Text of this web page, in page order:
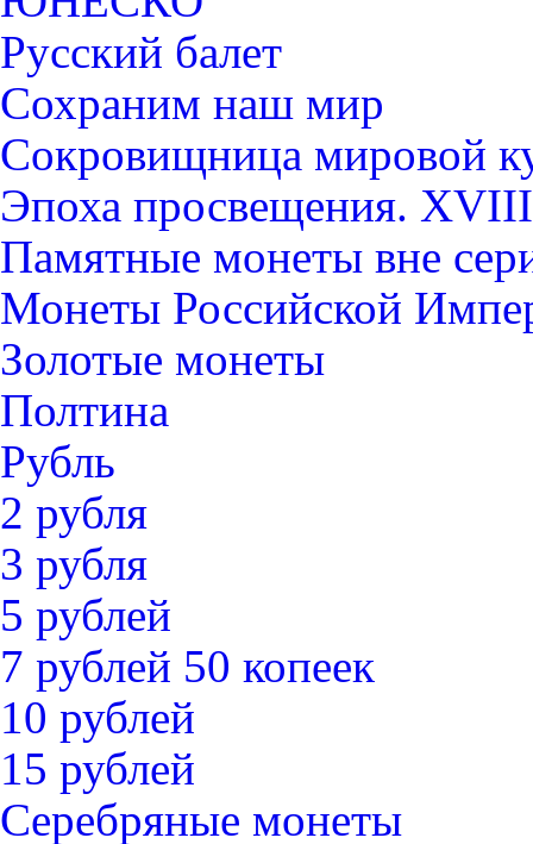
Русский балет
Сохраним наш мир
Сокровищница мировой
Эпоха просвещения.
Памятные монеты вне
Монеты Российской
Золотые монеты
Полтина
Рубль
2 рубля
3 рубля
5 рублей
7 рублей 50 копеек
10 рублей
15 рублей
Серебряные монеты